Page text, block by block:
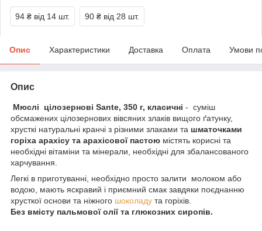
94 ₴ від 14 шт. 90 ₴ від 28 шт.
Опис Характеристики Доставка Оплата Умови
Опис
Мюслі цілозернові Sante, 350 г, класичні - суміш
обсмажених цілозернових вівсяних злаків вищого ґатунку,
хрусткі натуральні кранчі з різними злаками та шматочками
горіха арахісу та арахісової пастою містять корисні та
необхідні вітаміни та мінерали, необхідні для збалансованого
харчування.
Легкі в приготуванні, необхідно просто залити молоком або
водою, мають яскравий і приємний смак завдяки поєднанню
хрусткої основи та ніжного шоколаду та горіхів.
Без вмісту пальмової олії та глюкозних сиропів.